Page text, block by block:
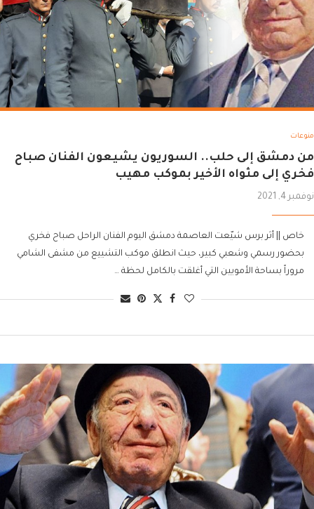
منوعات
من دمشق إلى حلب.. السوريون يشيعون الفنان صباح
فخري إلى مثواه الأخير بموكب مهيب
نوفمبر 4, 2021
خاص || أثر برس شيّعت العاصمة دمشق اليوم الفنان الراحل صباح فخري
بحضور رسمي وشعبي كبير، حيث انطلق موكب التشييع من مشفى الشامي
مروراً بساحة الأمويين التي أغلقت بالكامل لحظة …